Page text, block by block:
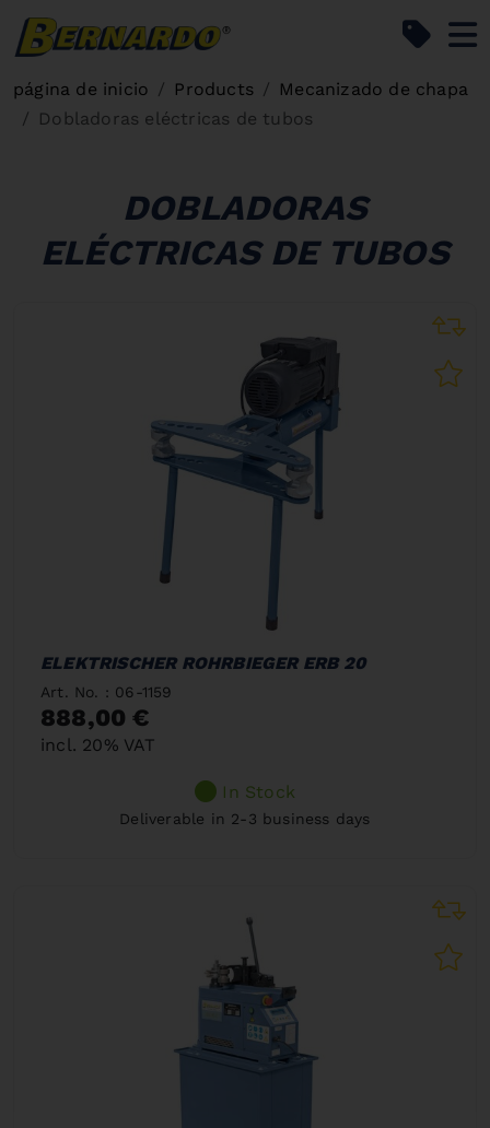
página de inicio Products
Mecanizado de chapa
Dobladoras eléctricas de tubos
DOBLADORAS
ELÉCTRICAS DE TUBOS
ELEKTRISCHER ROHRBIEGER ERB 20
Art. No. : 06-1159
888,00 €
incl. 20% VAT
In Stock
Deliverable in 2-3 business days